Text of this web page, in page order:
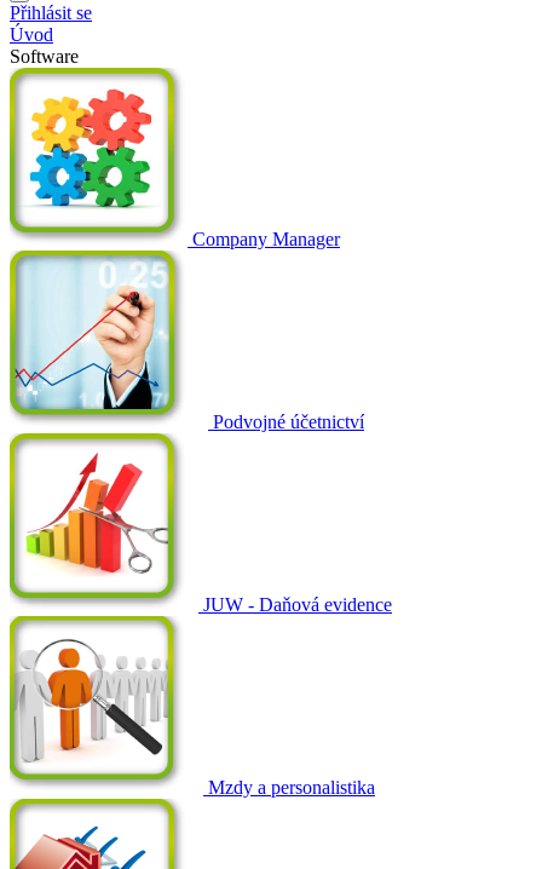
Přihlásit se
Úvod
Software
Company Manager
Podvojné účetnictví
JUW - Daňová evidence
Mzdy a personalistika